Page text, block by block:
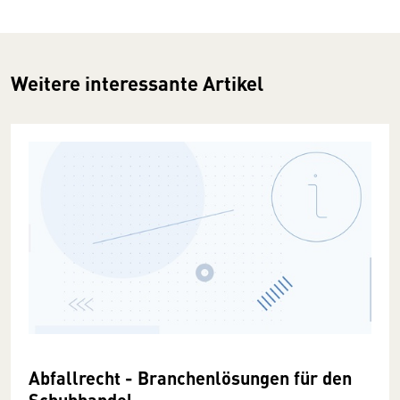
Weitere interessante Artikel
Abfallrecht - Branchenlösungen für den